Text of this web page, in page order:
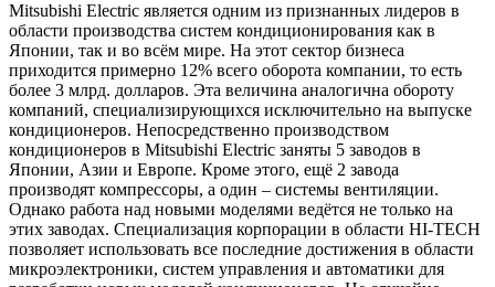
Mitsubishi Electric является одним из признанных лидеров в
области производства систем кондиционирования как в
Японии, так и во всём мире. На этот сектор бизнеса
приходится примерно 12% всего оборота компании, то есть
более 3 млрд. долларов. Эта величина аналогична обороту
компаний, специализирующихся исключительно на выпуске
кондиционеров. Непосредственно производством
кондиционеров в Mitsubishi Electric заняты 5 заводов в
Японии, Азии и Европе. Кроме этого, ещё 2 завода
производят компрессоры, а один – системы вентиляции.
Однако работа над новыми моделями ведётся не только на
этих заводах. Специализация корпорации в области HI-TECH
позволяет использовать все последние достижения в области
микроэлектроники, систем управления и автоматики для